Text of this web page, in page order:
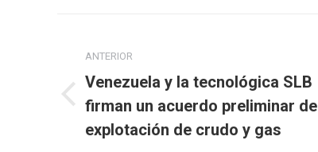
entre
publicaciones
ANTERIOR
Publicación
anterior:
Venezuela y la tecnológica SLB
firman un acuerdo preliminar de
explotación de crudo y gas